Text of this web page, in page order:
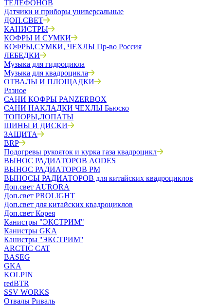
ТЕЛЕФОНОВ
Датчики и приборы универсальные
ДОП.СВЕТ
КАНИСТРЫ
КОФРЫ И СУМКИ
КОФРЫ,СУМКИ, ЧЕХЛЫ Пр-во Россия
ЛЕБЕДКИ
Музыка для гидроцикла
Музыка для квадроцикла
ОТВАЛЫ И ПЛОЩАДКИ
Разное
САНИ КОФРЫ PANZERBOX
САНИ НАКЛАДКИ ЧЕХЛЫ Бьюско
ТОПОРЫ,ЛОПАТЫ
ШИНЫ И ДИСКИ
ЗАЩИТА
BRP
Подогревы рукояток и курка газа квадроцикл
ВЫНОС РАДИАТОРОВ AODES
ВЫНОС РАДИАТОРОВ РМ
ВЫНОСЫ РАДИАТОРОВ для китайских квадроциклов
Доп.свет AURORA
Доп.свет PROLIGHT
Доп.свет для китайских квадроциклов
Доп.свет Корея
Канистры "ЭКСТРИМ"
Канистры GKA
Канистры ''ЭКСТРИМ''
ARCTIC CAT
BASEG
GKA
KOLPIN
redBTR
SSV WORKS
Отвалы Риваль